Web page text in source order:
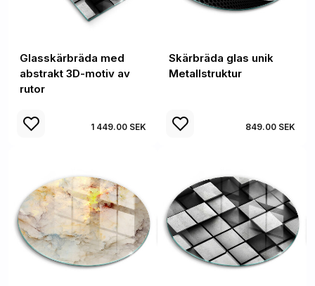
Glasskärbräda med
abstrakt 3D-motiv av
rutor
1 449.00 SEK
Skärbräda glas unik
Metallstruktur
849.00 SEK